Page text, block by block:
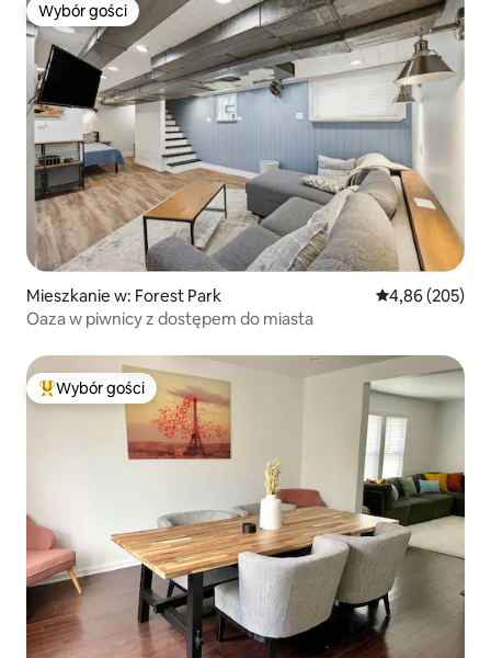
Wybór gości
Wybór gości
Mieszkanie w: Forest Park Średnia
4,86 (205)
Oaza w piwnicy z dostępem do miasta
Najpopularniejsze z kategorii Wybór gości
Wybór gości